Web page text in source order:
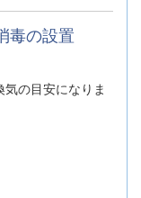
毒の設置
の目安になりま